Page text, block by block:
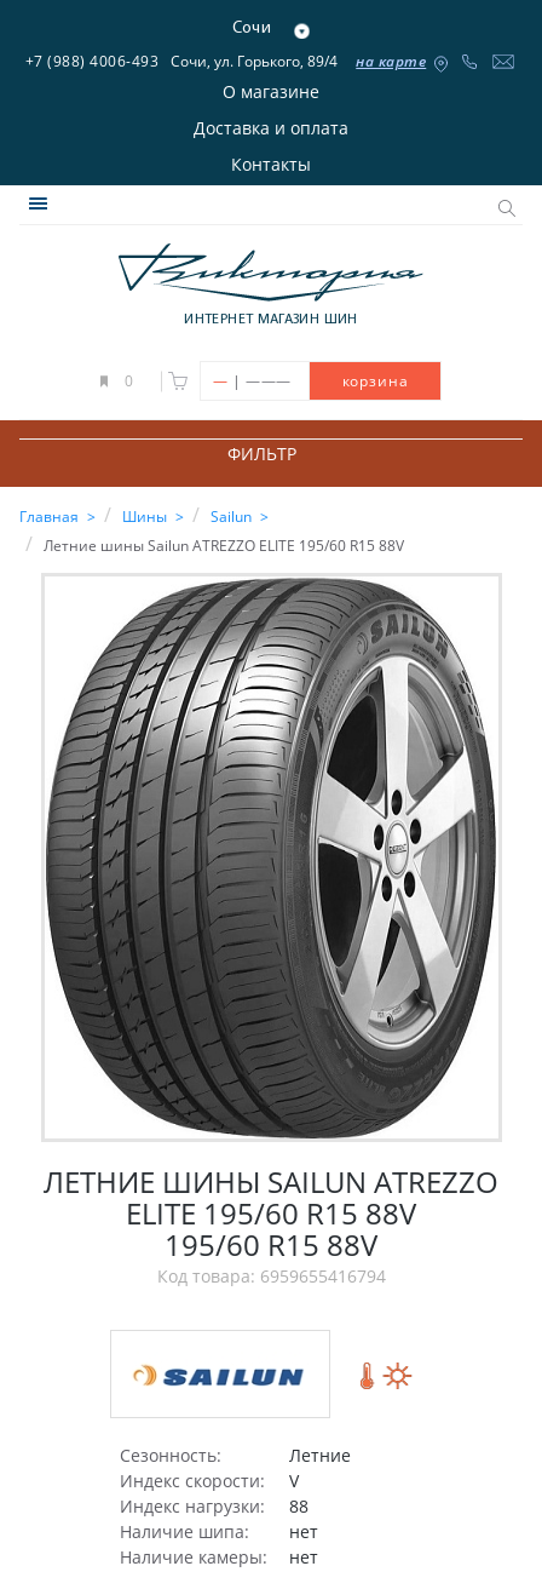
Сочи
+7 (988) 4006-493 Сочи, ул. Горького, 89/4 на карте
О магазине
Доставка и оплата
Контакты
ИНТЕРНЕТ МАГАЗИН ШИН
0 — | ——— корзина
ФИЛЬТР
Главная Шины
Sailun
Летние шины Sailun ATREZZO ELITE 195/60 R15 88V
ЛЕТНИЕ ШИНЫ SAILUN ATREZZO
ELITE 195/60 R15 88V
195/60 R15 88V
Код товара: 6959655416794
Сезонность:
Летние
Индекс скорости:
V
Индекс нагрузки:
88
Наличие шипа:
нет
Наличие камеры:
нет